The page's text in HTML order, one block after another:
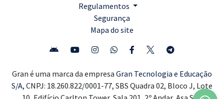
Regulamentos
Segurança
Mapa do site
Gran é uma marca da empresa Gran Tecnologia e Educação
S/A, CNPJ: 18.260.822/0001-77, SBS Quadra 02, Bloco J, Lote